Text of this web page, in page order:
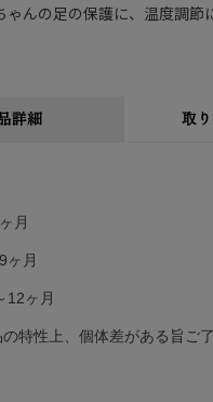
ゃんの足の保護に、温度調節
詳細 取
月
ヶ月
12ヶ月
特性上、個体差がある旨ご了